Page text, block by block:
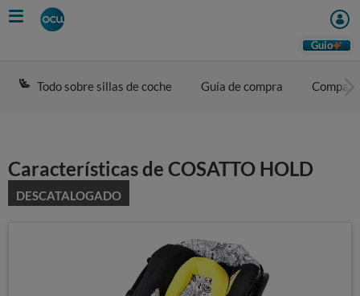
Skip
to
Guio
Todo sobre sillas de coche Guía de compra
Características de COSATTO HOLD
DESCATALOGADO